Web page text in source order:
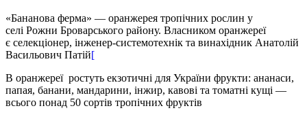
«Бананова ферма» — оранжерея тропічних рослин у
селі Рожни Броварського району. Власником оранжереї
є селекціонер, інженер-системотехнік та винахідник Анатолій
Васильович Патій[
В оранжереї ростуть екзотичні для України фрукти: ананаси,
папая, банани, мандарини, інжир, кавові та томатні кущі —
всього понад 50 сортів тропічних фруктів